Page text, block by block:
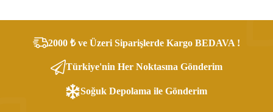
2000 ₺ ve Üzeri Siparişlerde Kargo BEDAVA !
Türkiye'nin Her Noktasına Gönderim
Soğuk Depolama ile Gönderim